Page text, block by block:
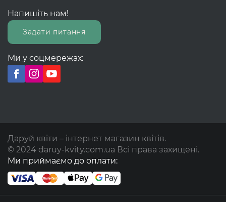
Напишіть нам!
Задати питання
Ми у соцмережах:
Даруй квіти – інтернет магазин квітів.
© 2024 daruy-kvity.com.ua Всі права захищені.
Ми приймаємо до оплати: